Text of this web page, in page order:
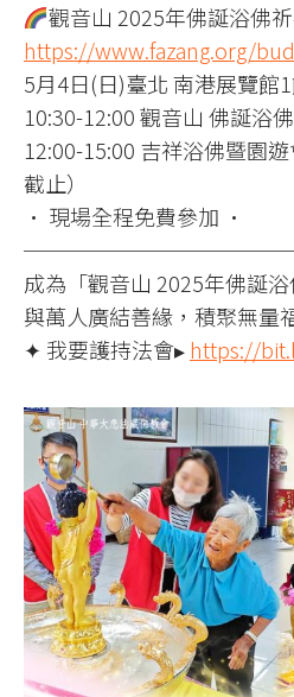
觀音山 2025年佛誕浴佛
https://www.fazang.org/
5月4日(日)臺北 南港展覽館
10:30-12:00 觀音山 佛誕浴
12:00-15:00 吉祥浴佛暨園
截止）
• 現場全程免費參加 •
成為「觀音山 2025年佛誕
與萬人廣結善緣，積聚無量
✦ 我要護持法會▸https://